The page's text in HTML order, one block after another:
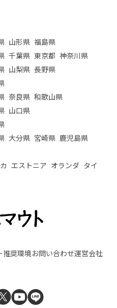
山形県 福島県
千葉県 東京都 神奈川県
山梨県 長野県
奈良県 和歌山県
山口県
大分県 宮崎県 鹿児島県
エストニア オランダ タイ
推奨環境お問い合わせ運営会社